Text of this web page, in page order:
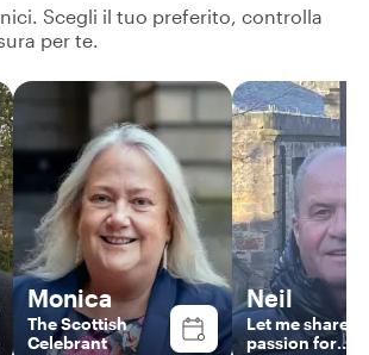
Scegli il tuo preferito, controlla
per te.
Monica
The Scottish
Celebrant
Neil
Let me share my
passion for